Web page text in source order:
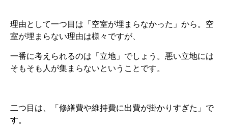
理由として一つ目は「空室が埋まらなかった」から。空
室が埋まらない理由は様々ですが、
一番に考えられるのは「立地」でしょう。悪い立地には
そもそも人が集まらないということです。
二つ目は、「修繕費や維持費に出費が掛かりすぎた」で
す。